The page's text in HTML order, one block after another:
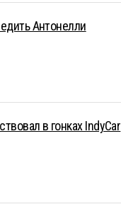
Антонелли
в гонках IndyCar